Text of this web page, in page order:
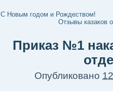
С Новым годом и Рождеством!
Отзывы казаков
Приказ №1
Опубликовано